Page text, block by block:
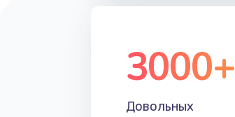
3000+
Довольных